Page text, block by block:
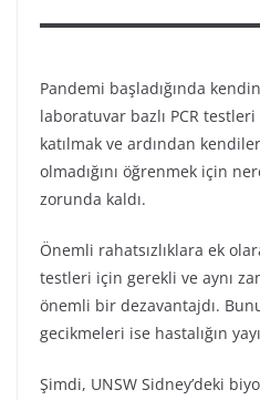
Pandemi başladığında
laboratuvar bazlı PCR
katılmak ve ardından
olmadığını öğrenmek için
zorunda kaldı.
Önemli rahatsızlıklara ek
testleri için gerekli ve aynı
önemli bir dezavantajdı.
gecikmeleri ise hastalığın
Şimdi, UNSW Sidney’deki